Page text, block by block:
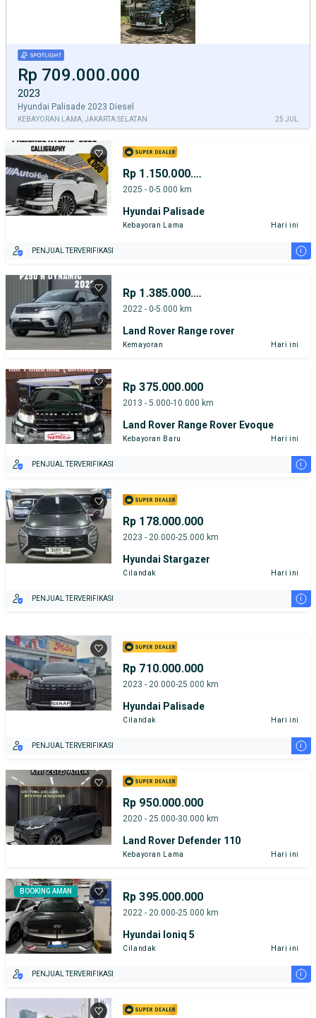
Rp 709.000.000
2023
Hyundai Palisade 2023 Diesel
KEBAYORAN LAMA, JAKARTA SELATAN 25 JUL
Rp 1.150.000.000
2025 - 0-5.000 km
Hyundai Palisade
Kebayoran Lama Hari ini
PENJUAL TERVERIFIKASI i
Rp 1.385.000.000
2022 - 0-5.000 km
Land Rover Range rover
Kemayoran Hari ini
Rp 375.000.000
2013 - 5.000-10.000 km
Land Rover Range Rover Evoque
Kebayoran Baru Hari ini
PENJUAL TERVERIFIKASI i
Rp 178.000.000
2023 - 20.000-25.000 km
Hyundai Stargazer
Cilandak Hari ini
PENJUAL TERVERIFIKASI i
Rp 710.000.000
2023 - 20.000-25.000 km
Hyundai Palisade
Cilandak Hari ini
PENJUAL TERVERIFIKASI i
Rp 950.000.000
2020 - 25.000-30.000 km
Land Rover Defender 110
Kebayoran Lama Hari ini
BOOKING AMAN Rp 395.000.000
2022 - 20.000-25.000 km
Hyundai Ioniq 5
Cilandak Hari ini
PENJUAL TERVERIFIKASI i